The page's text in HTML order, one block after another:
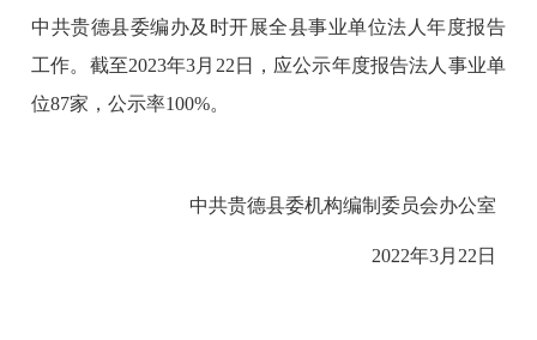
中共贵德县委编办及时开展全县事业单位法人年度报告
工作。截至2023年3月 22日
，应公示年度报告法人事业单
位87家，公示率100%。
中共贵德县委机构编制委员会办公室
2022年3月 22 日